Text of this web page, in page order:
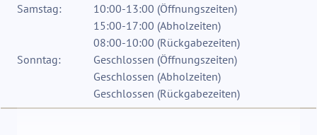
Samstag:
10:00-13:00 (Öffnungszeiten)
15:00-17:00 (Abholzeiten)
08:00-10:00 (Rückgabezeiten)
Sonntag:
Geschlossen (Öffnungszeiten)
Geschlossen (Abholzeiten)
Geschlossen (Rückgabezeiten)